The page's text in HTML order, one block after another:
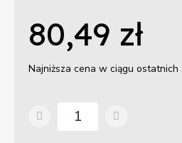
80,49 zł
Najniższa cena w ciągu ostatnich